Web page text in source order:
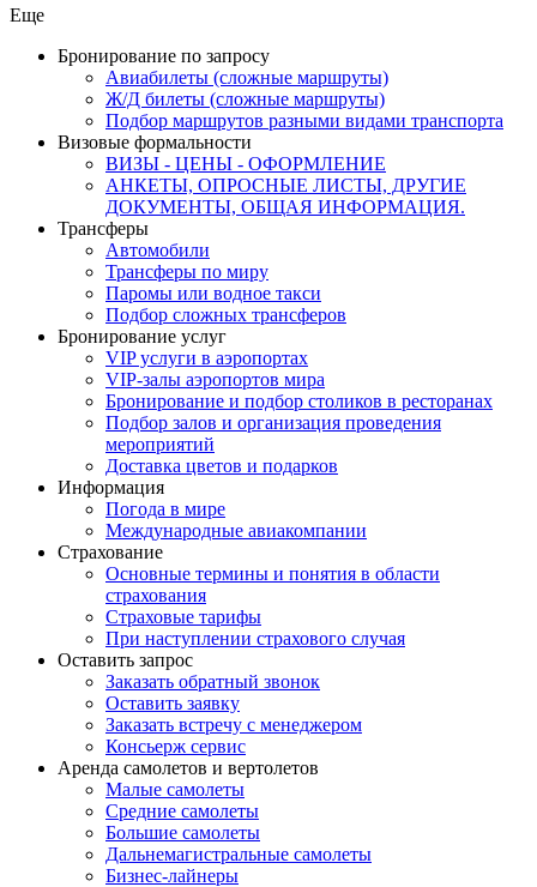
Еще
Бронирование по запросу
Авиабилеты (сложные маршруты)
Ж/Д билеты (сложные маршруты)
Подбор маршрутов разными видами транспорта
Визовые формальности
ВИЗЫ - ЦЕНЫ - ОФОРМЛЕНИЕ
АНКЕТЫ, ОПРОСНЫЕ ЛИСТЫ, ДРУГИЕ
ДОКУМЕНТЫ, ОБЩАЯ ИНФОРМАЦИЯ.
Трансферы
Автомобили
Трансферы по миру
Паромы или водное такси
Подбор сложных трансферов
Бронирование услуг
VIP услуги в аэропортах
VIP-залы аэропортов мира
Бронирование и подбор столиков в ресторанах
Подбор залов и организация проведения
мероприятий
Доставка цветов и подарков
Информация
Погода в мире
Международные авиакомпании
Страхование
Основные термины и понятия в области
страхования
Страховые тарифы
При наступлении страхового случая
Оставить запрос
Заказать обратный звонок
Оставить заявку
Заказать встречу с менеджером
Консьерж сервис
Аренда самолетов и вертолетов
Малые самолеты
Средние самолеты
Большие самолеты
Дальнемагистральные самолеты
Бизнес-лайнеры